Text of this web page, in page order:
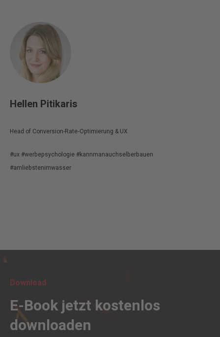
Hellen Pitikaris
Head of Conversion-Rate‑Optimierung & UX
#ux #werbepsychologie #kannmanauchselberbauen
#amliebstenimwasser
Download
E-Book jetzt kostenlos
downloaden